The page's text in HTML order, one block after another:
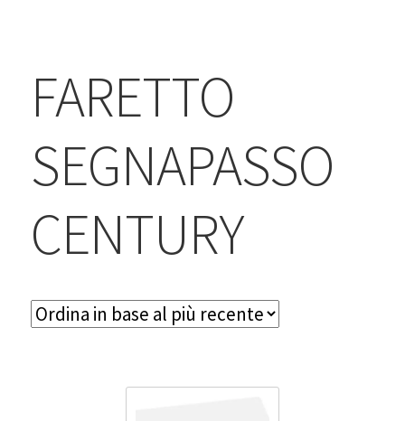
Accedi/Registrati
FARETTO
SEGNAPASSO
CENTURY